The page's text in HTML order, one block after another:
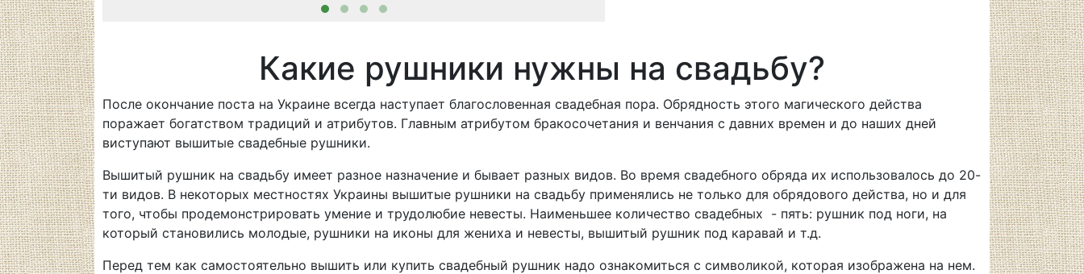
Какие рушники нужны на свадьбу?
После окончание поста на Украине всегда наступает благословенная свадебная пора. Обрядность этого магического действа
поражает богатством традиций и атрибутов. Главным атрибутом бракосочетания и венчания с давних времен и до наших дней
виступают вышитые свадебные рушники.
Вышитый рушник на свадьбу имеет разное назначение и бывает разных видов. Во время свадебного обряда их использовалось до 20-
ти видов. В некоторых местностях Украины вышитые рушники на свадьбу применялись не только для обрядового действа, но и для
того, чтобы продемонстрировать умение и трудолюбие невесты. Наименьшее количество свадебных - пять: рушник под ноги, на
который становились молодые, рушники на иконы для жениха и невесты, вышитый рушник под каравай и т.д.
Перед тем как самостоятельно вышить или купить свадебный рушник надо ознакомиться с символикой, которая изображена на нем.